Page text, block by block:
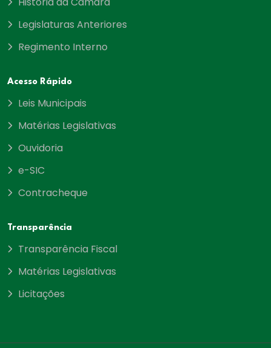
Legislaturas Anteriores
Regimento Interno
Acesso Rápido
Leis Municipais
Matérias Legislativas
Ouvidoria
e-SIC
Contracheque
Transparência
Transparência Fiscal
Matérias Legislativas
Licitações